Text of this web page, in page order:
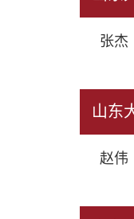
张杰
山东
赵伟